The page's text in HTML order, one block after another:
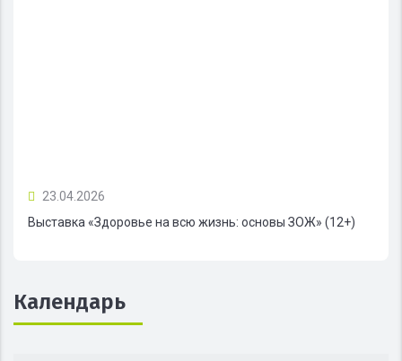
23.04.2026
Выставка «Здоровье на всю жизнь: основы ЗОЖ» (12+)
Календарь